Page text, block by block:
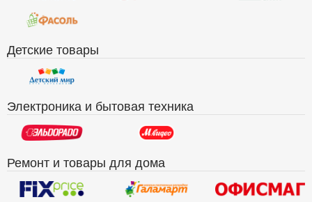
Детские товары
Электроника и бытовая техника
Ремонт и товары для дома